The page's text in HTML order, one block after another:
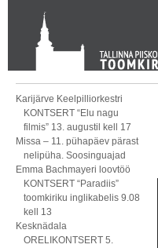
KONTAKT
Toom-Kooli 6, 10130 TALLINN
tallinna.toom@eelk.ee
Karijärve Keelpilliorkestri
KONTSERT “Elu nagu
filmis” 13. augustil kell 17
Missa – 11. pühapäev pärast
nelipüha. Soosinguajad
Emma Bachmayeri loovtöö
KONTSERT “Paradiis”
toomkiriku inglikabelis 9.08
kell 13
Kesknädala
ORELIKONTSERT 5.